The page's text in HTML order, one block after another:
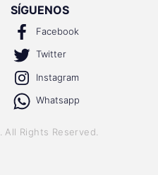
SÍGUENOS
Facebook
Twitter
Instagram
Whatsapp
. All Rights Reserved.